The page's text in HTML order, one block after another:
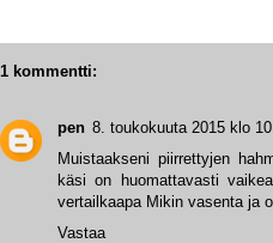
1 kommentti:
pen 8. toukokuuta 2015 klo
Muistaakseni piirrettyjen
käsi on huomattavasti
vertailkaapa Mikin vasenta ja
Vastaa